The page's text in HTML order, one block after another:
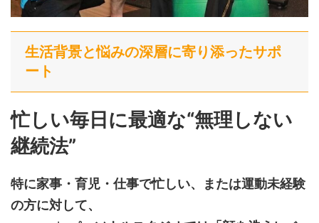
生活背景と悩みの深層に寄り添ったサポ
ート
忙しい毎日に最適な“無理しない
継続法”
特に家事・育児・仕事で忙しい、または運動未経験
の方に対して、